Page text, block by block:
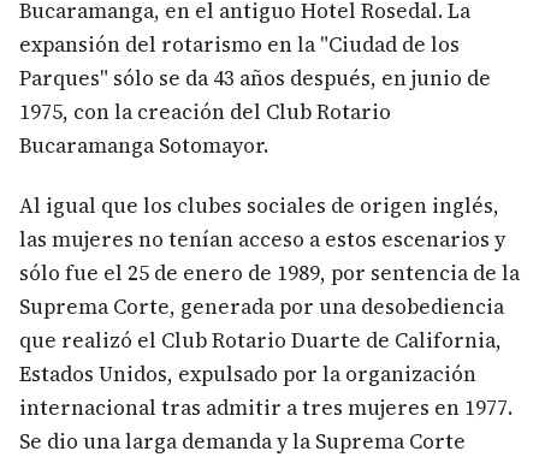
Bucaramanga, en el antiguo Hotel Rosedal. La
expansión del rotarismo en la "Ciudad de los
Parques" sólo se da 43 años después, en junio de
1975, con la creación del Club Rotario
Bucaramanga Sotomayor.
Al igual que los clubes sociales de origen inglés,
las mujeres no tenían acceso a estos escenarios y
sólo fue el 25 de enero de 1989, por sentencia de la
Suprema Corte, generada por una desobediencia
que realizó el Club Rotario Duarte de California,
Estados Unidos, expulsado por la organización
internacional tras admitir a tres mujeres en 1977.
Se dio una larga demanda y la Suprema Corte